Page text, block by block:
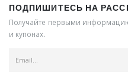
ПОДПИШИТЕСЬ НА
Получайте первыми
и купонах.